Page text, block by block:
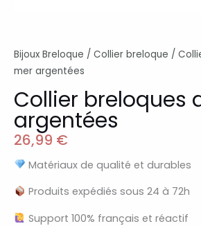
Bijoux Breloque / Collier breloque /
mer argentées
Collier breloques
argentées
26,99 €
Matériaux de qualité et durables
Produits expédiés sous 24 à 72h
Support 100% français et réactif